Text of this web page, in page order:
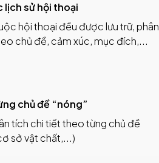
lịch sử hội thoại
hội thoại đều được lưu trữ, phân
chủ đề, cảm xúc, mục đích,...
chủ đề “nóng”
tích chi tiết theo từng chủ đề
sở vật chất,...)